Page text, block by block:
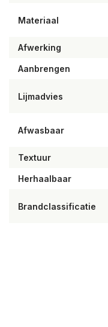
Materiaal
Afwerking
Aanbrengen
Lijmadvies
Afwasbaar
Textuur
Herhaalbaar
Brandclassificatie